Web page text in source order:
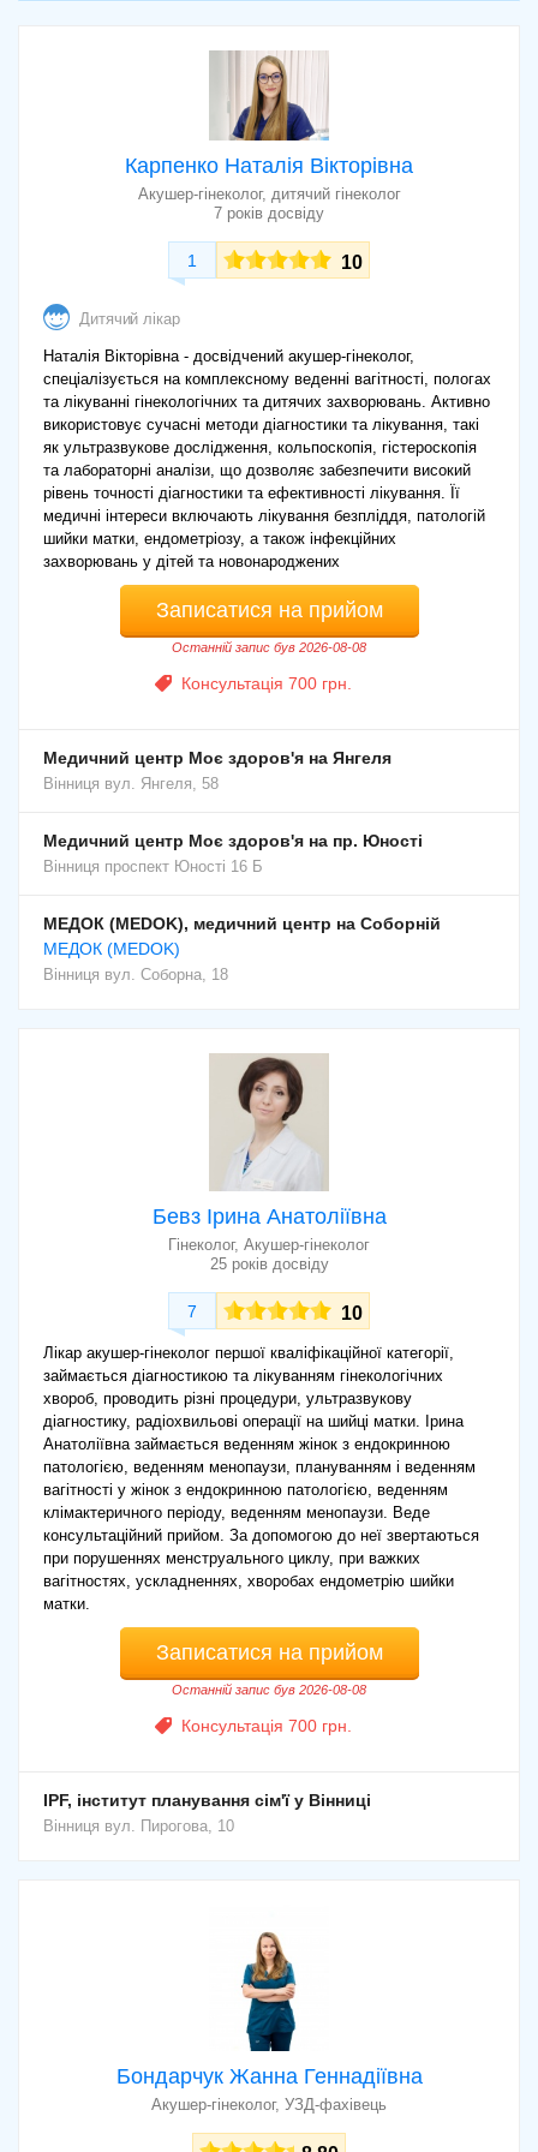
забору мазків) Експерт напрямку / лікар
з науковим ступенем в кліниці «МЕДОК
(MEDOK), медичний центр на Зодчих»
Повторна консультація вагітної лікарем-
акушер-гінекологом (контрольний огляд
у динаміці захворювання протягом 7
днів після первинного огляду без
забору мазків) Експерт напрямку / лікар
з науковим ступенем в кліниці «МЕДОК
(MEDOK), медичний центр в Барі»
Повторна консультація вагітної лікарем-
акушер-гінекологом (контрольний огляд
у динаміці захворювання протягом 7
днів після первинного огляду без
забору мазків) Експерт напрямку / лікар
з науковим ступенем в кліниці «МЕДОК
(MEDOK), медичний центр на Соборній»
Консультація лікаря-акушер-гінеколога
в кліниці «Медичний центр Моє здоров'я
на пр. Юності»
Консультація лікаря-акушер-гінеколога
в кліниці «Медичний центр Моє здоров'я
на Янгеля»
700
Карпенко Наталія Вікторівна
Акушер-гінеколог, дитячий гінеколог
7 років досвіду
1 10
Дитячий лікар
Наталія Вікторівна - досвідчений акушер-гінеколог,
спеціалізується на комплексному веденні вагітності, пологах
та лікуванні гінекологічних та дитячих захворювань. Активно
використовує сучасні методи діагностики та лікування, такі
як ультразвукове дослідження, кольпоскопія, гістероскопія
та лабораторні аналізи, що дозволяє забезпечити високий
рівень точності діагностики та ефективності лікування. Її
медичні інтереси включають лікування безпліддя, патологій
шийки матки, ендометріозу, а також інфекційних
захворювань у дітей та новонароджених
Записатися на прийом
Останній запис був 2026-08-08
Консультація 700 грн.
Медичний центр Моє здоров'я на Янгеля
Вінниця вул. Янгеля, 58
Медичний центр Моє здоров'я на пр. Юності
Вінниця проспект Юності 16 Б
МЕДОК (MEDOK), медичний центр на Соборній
МЕДОК (MEDOK)
Вінниця вул. Соборна, 18
Бевз Ірина Анатоліївна
Гінеколог, Акушер-гінеколог
25 років досвіду
7 10
Лікар акушер-гінеколог першої кваліфікаційної категорії,
займається діагностикою та лікуванням гінекологічних
хвороб, проводить різні процедури, ультразвукову
діагностику, радіохвильові операції на шийці матки. Ірина
Анатоліївна займається веденням жінок з ендокринною
патологією, веденням менопаузи, плануванням і веденням
вагітності у жінок з ендокринною патологією, веденням
клімактеричного періоду, веденням менопаузи. Веде
консультаційний прийом. За допомогою до неї звертаються
при порушеннях менструального циклу, при важких
вагітностях, ускладненнях, хворобах ендометрію шийки
матки.
Записатися на прийом
Останній запис був 2026-08-08
Консультація 700 грн.
IPF, інститут планування сім'ї у Вінниці
Вінниця вул. Пирогова, 10
Бондарчук Жанна Геннадіївна
Акушер-гінеколог, УЗД-фахівець